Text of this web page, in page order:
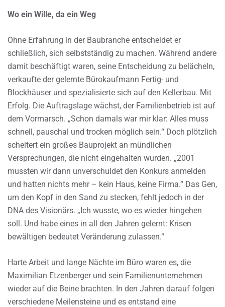
Wo ein Wille, da ein Weg
Ohne Erfahrung in der Baubranche entscheidet er
schließlich, sich selbstständig zu machen. Während andere
damit beschäftigt waren, seine Entscheidung zu belächeln,
verkaufte der gelernte Bürokaufmann Fertig- und
Blockhäuser und spezialisierte sich auf den Kellerbau. Mit
Erfolg. Die Auftragslage wächst, der Familienbetrieb ist auf
dem Vormarsch. „Schon damals war mir klar: Alles muss
schnell, pauschal und trocken möglich sein.“ Doch plötzlich
scheitert ein großes Bauprojekt an mündlichen
Versprechungen, die nicht eingehalten wurden. „2001
mussten wir dann unverschuldet den Konkurs anmelden
und hatten nichts mehr – kein Haus, keine Firma.“ Das Gen,
um den Kopf in den Sand zu stecken, fehlt jedoch in der
DNA des Visionärs. „Ich wusste, wo es wieder hingehen
soll. Und habe eines in all den Jahren gelernt: Krisen
bewältigen bedeutet Veränderung zulassen.“
Harte Arbeit und lange Nächte im Büro waren es, die
Maximilian Etzenberger und sein Familienunternehmen
wieder auf die Beine brachten. In den Jahren darauf folgen
verschiedene Meilensteine und es entstand eine